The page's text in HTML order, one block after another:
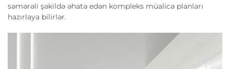
səmərəli şəkildə əhatə edən kompleks müalicə planları
hazırlaya bilirlər.